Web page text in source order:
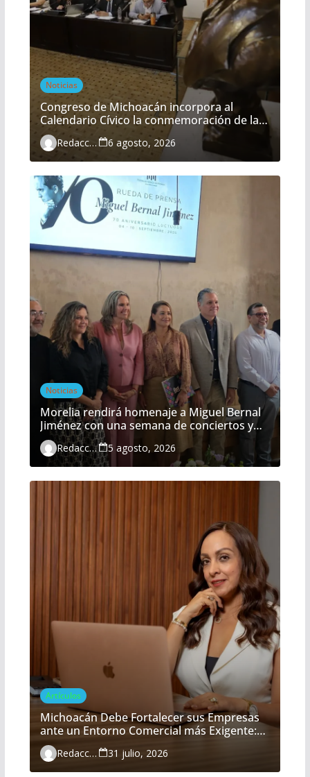
Noticias
Congreso de Michoacán incorpora al
Calendario Cívico la conmemoración de la
Batalla del Fuerte de Cóporo
Redacción 6 agosto, 2026
Noticias
Morelia rendirá homenaje a Miguel Bernal
Jiménez con una semana de conciertos y
actividades gratuitas
Redacción 5 agosto, 2026
Artículos
Michoacán Debe Fortalecer sus Empresas
ante un Entorno Comercial más Exigente:
María Belém Morón
Redacción 31 julio, 2026